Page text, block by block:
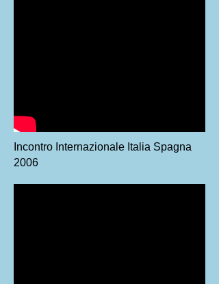
Incontro Internazionale Italia Spagna
2006